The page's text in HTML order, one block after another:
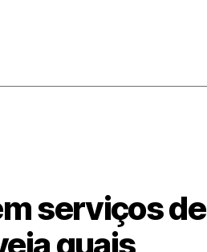
serviços de